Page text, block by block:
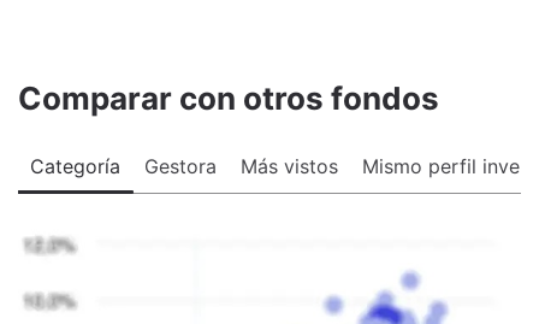
Comparar con otros fondos
Categoría Gestora Más vistos Mismo perfil